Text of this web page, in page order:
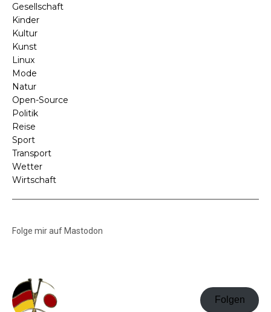
Gesellschaft
Kinder
Kultur
Kunst
Linux
Mode
Natur
Open-Source
Politik
Reise
Sport
Transport
Wetter
Wirtschaft
Folge mir auf Mastodon
Folgen